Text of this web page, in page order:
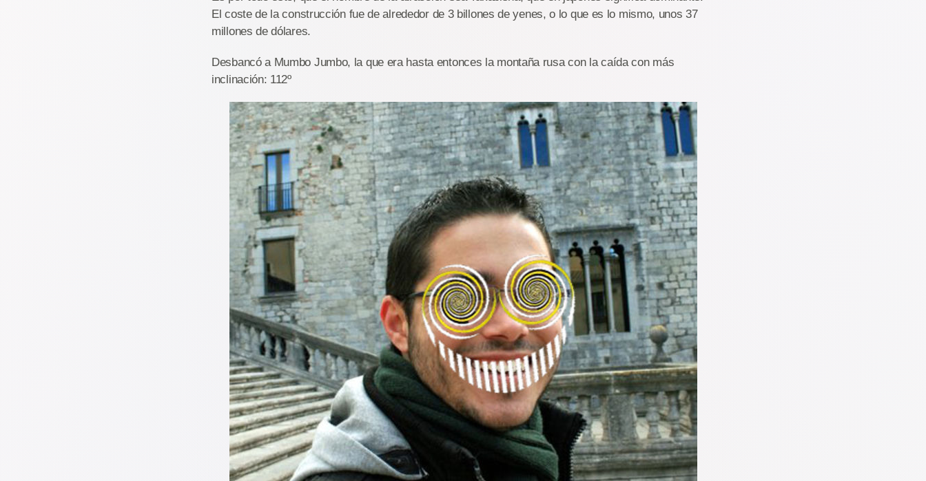
El coste de la construcción fue de alrededor de 3 billones de yenes, o lo que es lo mismo, unos 37
millones de dólares.
Desbancó a Mumbo Jumbo, la que era hasta entonces la montaña rusa con la caída con más
inclinación: 112º